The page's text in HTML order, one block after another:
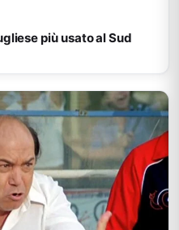
più usato al Sud